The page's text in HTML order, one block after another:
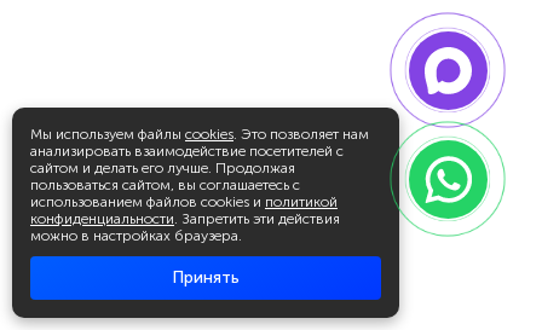
Мы используем файлы cookies. Это позволяет нам
анализировать взаимодействие посетителей с
сайтом и делать его лучше. Продолжая
пользоваться сайтом, вы соглашаетесь с
использованием файлов cookies и политикой
конфиденциальности. Запретить эти действия
можно в настройках браузера.
Принять